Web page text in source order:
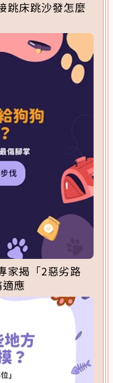
跳床跳沙發怎麼
家揭「2惡劣路
應